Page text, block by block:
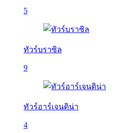
5
ทัวร์บราซิล
9
ทัวร์อาร์เจนติน่า
4